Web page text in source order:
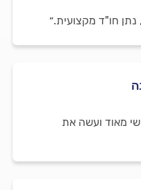
חו"ד מקצועית.״
מאוד ועשה את